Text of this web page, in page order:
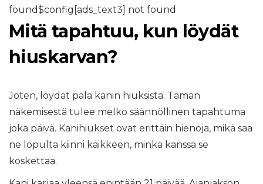
found$config[ads_text3] not found
Mitä tapahtuu, kun löydät
hiuskarvan?
Joten, löydät pala kanin hiuksista. Tämän
näkemisestä tulee melko säännöllinen tapahtuma
joka päivä. Kanihiukset ovat erittäin hienoja, mikä saa
ne lopulta kiinni kaikkeen, minkä kanssa se
koskettaa.